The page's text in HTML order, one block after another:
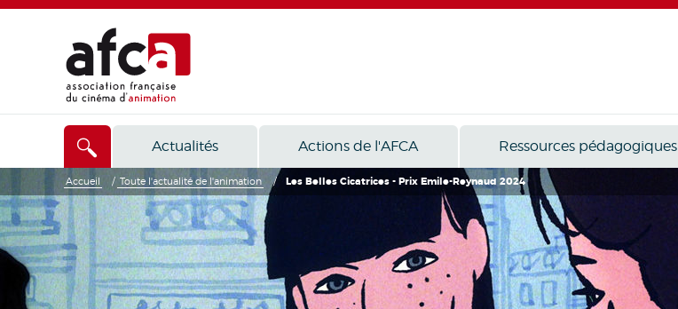
Actualités Actions de l'AFCA Ressources pédagogiques
Accueil / Toute l'actualité de l'animation / Les Belles Cicatrices - Prix Emile-Reynaud 2024